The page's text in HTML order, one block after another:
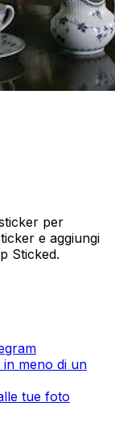
per
e aggiungi
Sticked.
meno di un
tue foto